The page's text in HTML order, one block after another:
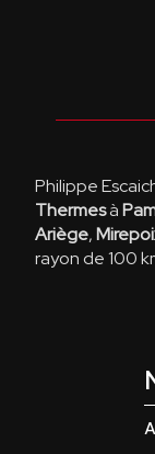
Philippe
Thermesà
Ariège,
rayon de 100